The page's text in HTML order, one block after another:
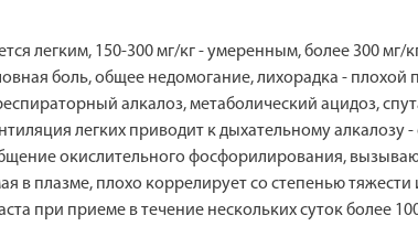
легким, 150-300 мг/кг - умеренным, более 300
боль, общее недомогание, лихорадка - плохой
алкалоз, метаболический ацидоз,
легких приводит к дыхательному
окислительного фосфорилирования,
в плазме, плохо коррелирует со степенью
при приеме в течение нескольких суток более